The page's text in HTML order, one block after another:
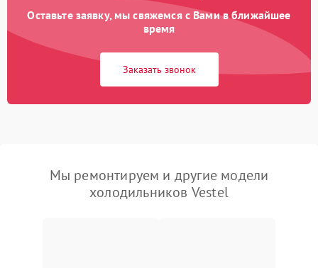
Оставьте заявку, мы свяжемся с Вами в ближайшее
время
Заказать звонок
Мы ремонтируем и другие модели
холодильников Vestel